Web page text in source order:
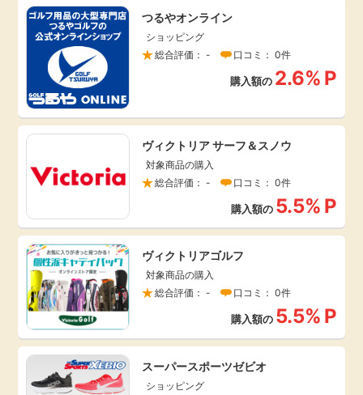
無料
即日還元
アンケート
ゲーム
買い物
モニター
ポイ活お得情報
お友達紹介
クレジットカード
暮らし
引っ越し
進学・教育
美容・健康
月額有料サービス
銀行・金融・投資
つるやオンライン
ショッピング
総合評価： -
口コミ： 0件
購入額の 2.6% P
ヴィクトリア サーフ＆スノウ
対象商品の購入
総合評価： -
口コミ： 0件
購入額の 5.5% P
ヴィクトリアゴルフ
対象商品の購入
総合評価： -
口コミ： 0件
購入額の 5.5% P
スーパースポーツゼビオ
ショッピング